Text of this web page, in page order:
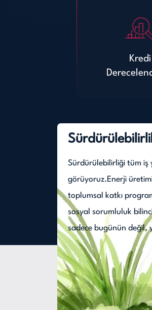
Kredi
Sürdürülebilirliği tüm iş
görüyoruz.Enerji
toplumsal katkı
sosyal sorumluluk
sadece bugünün değil,